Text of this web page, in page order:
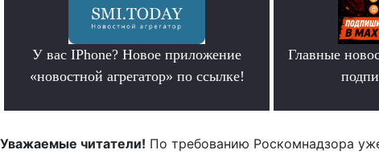
У вас IPhone? Новое приложение
«новостной агрегатор» по ссылке!
Главные
Уважаемые читатели! По требованию Роскомнадзора